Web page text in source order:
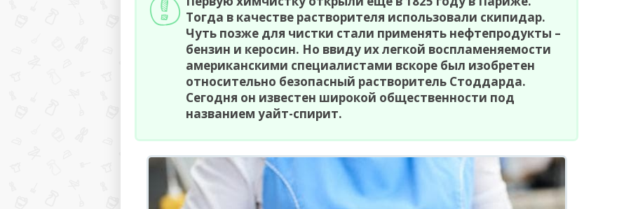
Тогда в качестве растворителя использовали скипидар.
Чуть позже для чистки стали применять нефтепродукты –
бензин и керосин. Но ввиду их легкой воспламеняемости
американскими специалистами вскоре был изобретен
относительно безопасный растворитель Стоддарда.
Сегодня он известен широкой общественности под
названием уайт-спирит.